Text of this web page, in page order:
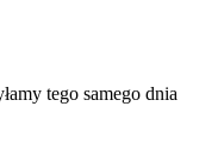
tego samego dnia